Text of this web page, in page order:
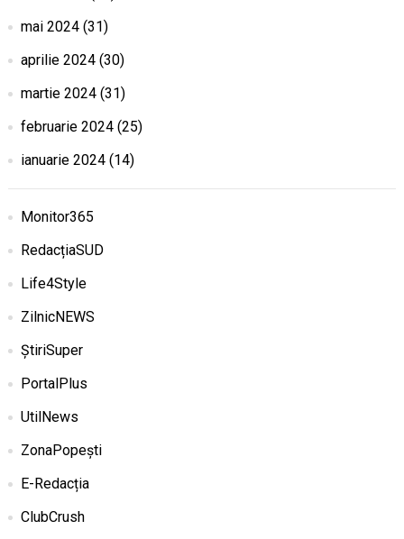
mai 2024(31)
aprilie 2024(30)
martie 2024(31)
februarie 2024(25)
ianuarie 2024(14)
Monitor365
RedacțiaSUD
Life4Style
ZilnicNEWS
ȘtiriSuper
PortalPlus
UtilNews
ZonaPopești
E-Redacția
ClubCrush